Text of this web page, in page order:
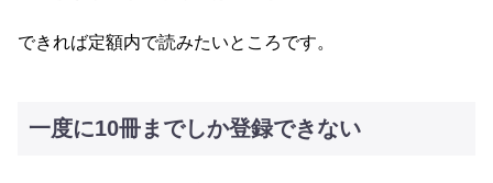
できれば定額内で読みたいところです。
一度に10冊までしか登録できない